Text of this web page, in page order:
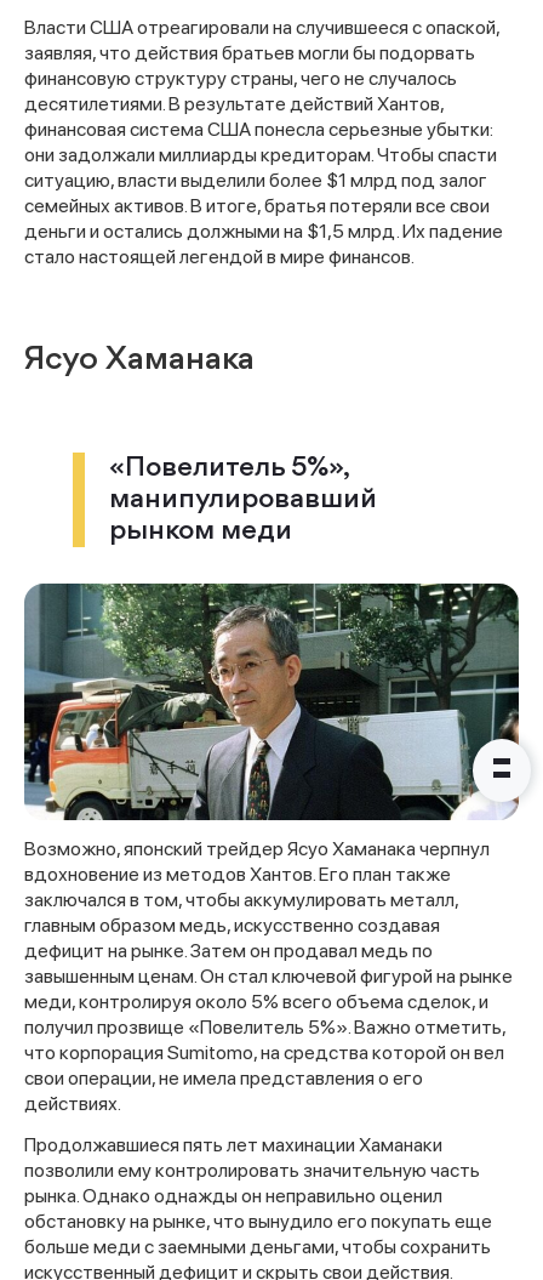
Власти США отреагировали на случившееся с опаской,
заявляя, что действия братьев могли бы подорвать
финансовую структуру страны, чего не случалось
десятилетиями. В результате действий Хантов,
финансовая система США понесла серьезные убытки:
они задолжали миллиарды кредиторам. Чтобы спасти
ситуацию, власти выделили более $1 млрд под залог
семейных активов. В итоге, братья потеряли все свои
деньги и остались должными на $1,5 млрд. Их падение
стало настоящей легендой в мире финансов.
Ясуо Хаманака
«Повелитель 5%»,
манипулировавший
рынком меди
Возможно, японский трейдер Ясуо Хаманака черпнул
вдохновение из методов Хантов. Его план также
заключался в том, чтобы аккумулировать металл,
главным образом медь, искусственно создавая
дефицит на рынке. Затем он продавал медь по
завышенным ценам. Он стал ключевой фигурой на рынке
меди, контролируя около 5% всего объема сделок, и
получил прозвище «Повелитель 5%». Важно отметить,
что корпорация Sumitomo, на средства которой он вел
свои операции, не имела представления о его
действиях.
Продолжавшиеся пять лет махинации Хаманаки
позволили ему контролировать значительную часть
рынка. Однако однажды он неправильно оценил
обстановку на рынке, что вынудило его покупать еще
больше меди с заемными деньгами, чтобы сохранить
искусственный дефицит и скрыть свои действия.
Спасибо за заявку